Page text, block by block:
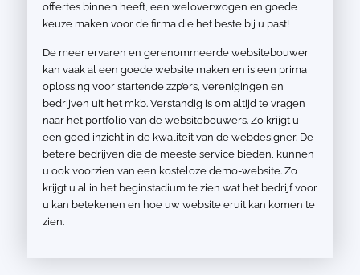
offertes binnen heeft, een weloverwogen en goede
keuze maken voor de firma die het beste bij u past!
De meer ervaren en gerenommeerde websitebouwer
kan vaak al een goede website maken en is een prima
oplossing voor startende zzp’ers, verenigingen en
bedrijven uit het mkb. Verstandig is om altijd te vragen
naar het portfolio van de websitebouwers. Zo krijgt u
een goed inzicht in de kwaliteit van de webdesigner. De
betere bedrijven die de meeste service bieden, kunnen
u ook voorzien van een kosteloze demo-website. Zo
krijgt u al in het beginstadium te zien wat het bedrijf voor
u kan betekenen en hoe uw website eruit kan komen te
zien.